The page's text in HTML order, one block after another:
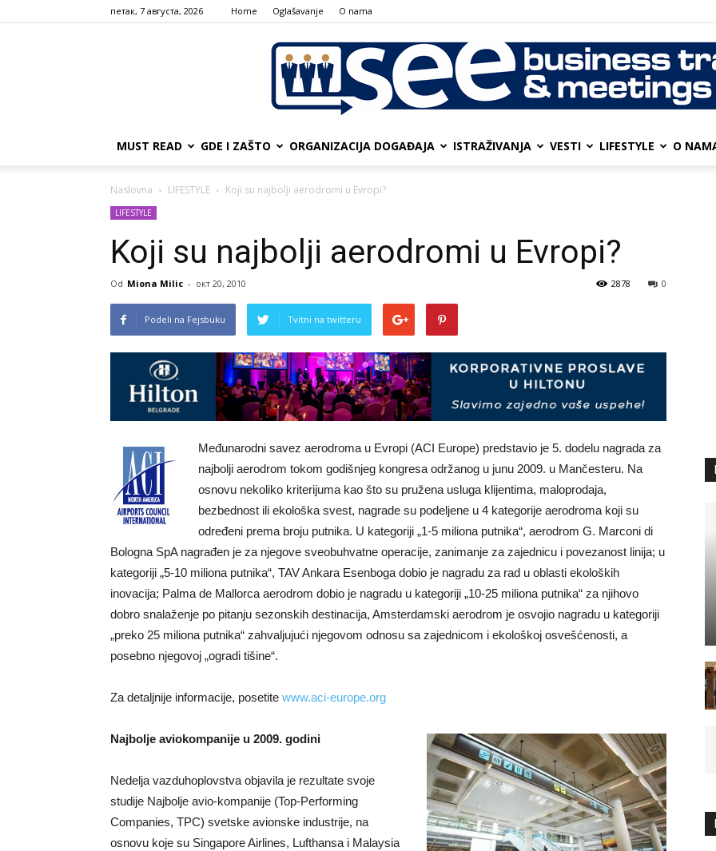
петак, 7 августа, 2026 Home Oglašavanje О nama
travel
MUST READ GDE I ZAŠTO ORGANIZACIJA DOGAĐAJA ISTRAŽIVANJA VESTI LIFESTYLE О
Naslovna LIFESTYLE Koji su najbolji aerodromi u Evropi?
LIFESTYLE
Koji su najbolji aerodromi u Evropi?
Od Miona Milic - окт 20, 2010 0
2878
Podeli na Fejsbuku Tvitni na twitteru
Međunarodni savez aerodroma u Evropi (ACI Europe) predstavio je 5. dodelu nagrada za
najbolji aerodrom tokom godišnjeg kongresa održanog u junu 2009. u Mančesteru. Na
osnovu nekoliko kriterijuma kao što su pružena usluga klijentima, maloprodaja,
bezbednost ili ekološka svest, nagrade su podeljene u 4 kategorije aerodroma koji su
određeni prema broju putnika. U kategoriji „1-5 miliona putnika“, aerodrom G. Marconi di
Bologna SpA nagrađen je za njegove sveobuhvatne operacije, zanimanje za zajednicu i povezanost linija; u
kategoriji „5-10 miliona putnika“, TAV Ankara Esenboga dobio je nagradu za rad u oblasti ekoloških
inovacija; Palma de Mallorca aerodrom dobio je nagradu u kategoriji „10-25 miliona putnika“ za njihovo
dobro snalaženje po pitanju sezonskih destinacija, Amsterdamski aerodrom je osvojio nagradu u kategoriji
„preko 25 miliona putnika“ zahvaljujući njegovom odnosu sa zajednicom i ekološkoj osvešćenosti, a
posebno njegovoj „ogradi tišine“.
Za detaljnije informacije, posetite www.aci-europe.org
Najbolje aviokompanije u 2009. godini
Nedelja vazduhoplovstva objavila je rezultate svoje
studije Najbolje avio-kompanije (Top-Performing
Companies, TPC) svetske avionske industrije, na
osnovu koje su Singapore Airlines, Lufthansa i Malaysia